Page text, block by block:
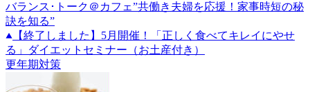
バランス･トーク＠カフェ”共働き夫婦を応援！家事時短の秘
訣を知る”
【終了しました】5月開催！「正しく食べてキレイにやせ
る」ダイエットセミナー（お土産付き）
更年期対策